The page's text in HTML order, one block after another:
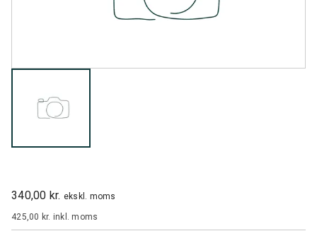
340,00 kr. ekskl. moms
425,00 kr. inkl. moms